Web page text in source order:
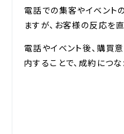
電話での集客やイベント
ますが、お客様の反応を
電話やイベント後、購買
内することで、成約につな